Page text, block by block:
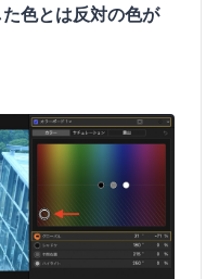
色とは反対の色が